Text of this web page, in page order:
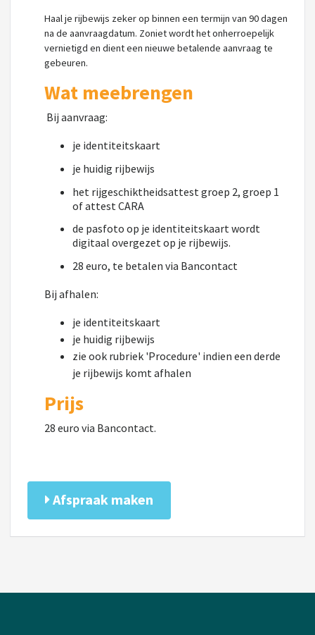
Haal je rijbewijs zeker op binnen een termijn van 90 dagen
na de aanvraagdatum. Zoniet wordt het onherroepelijk
vernietigd en dient een nieuwe betalende aanvraag te
gebeuren.
Wat meebrengen
Bij aanvraag:
je identiteitskaart
je huidig rijbewijs
het rijgeschiktheidsattest groep 2, groep 1
of attest CARA
de pasfoto op je identiteitskaart wordt
digitaal overgezet op je rijbewijs.
28 euro, te betalen via Bancontact
Bij afhalen:
je identiteitskaart
je huidig rijbewijs
zie ook rubriek 'Procedure' indien een derde
je rijbewijs komt afhalen
Prijs
28 euro via Bancontact.
Afspraak maken